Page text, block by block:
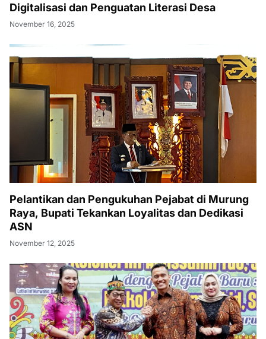
Digitalisasi dan Penguatan Literasi Desa
November 16, 2025
Pelantikan dan Pengukuhan Pejabat di Murung
Raya, Bupati Tekankan Loyalitas dan Dedikasi
ASN
November 12, 2025